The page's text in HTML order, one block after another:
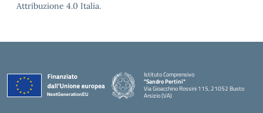
Attribuzione 4.0 Italia.
Istituto Comprensivo
"Sandro Pertini"
Via Gioacchino Rossini 115, 21052 Busto
Arsizio (VA)